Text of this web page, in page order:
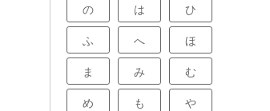
の は ひ
ふ へ ほ
ま み む
め も や